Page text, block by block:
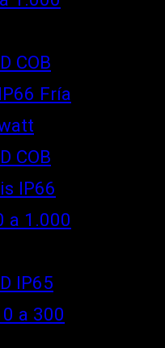
COB
Fría
COB
IP66
a 1.000
IP65
a 300